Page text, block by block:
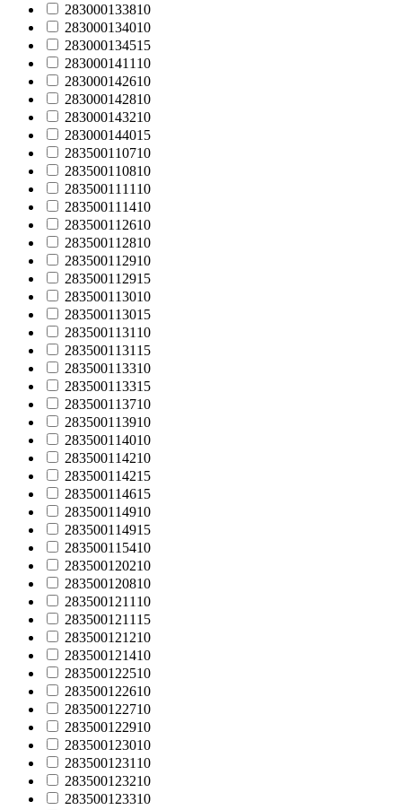
283000133810
283000134010
283000134515
283000141110
283000142610
283000142810
283000143210
283000144015
283500110710
283500110810
283500111110
283500111410
283500112610
283500112810
283500112910
283500112915
283500113010
283500113015
283500113110
283500113115
283500113310
283500113315
283500113710
283500113910
283500114010
283500114210
283500114215
283500114615
283500114910
283500114915
283500115410
283500120210
283500120810
283500121110
283500121115
283500121210
283500121410
283500122510
283500122610
283500122710
283500122910
283500123010
283500123110
283500123210
283500123310